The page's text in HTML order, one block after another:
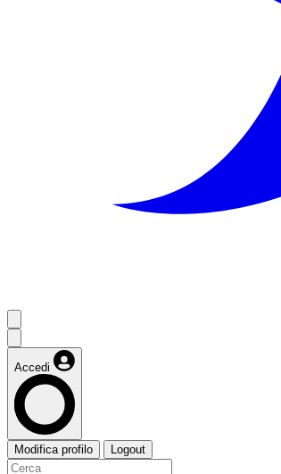
Accedi
Modifica profilo Logout